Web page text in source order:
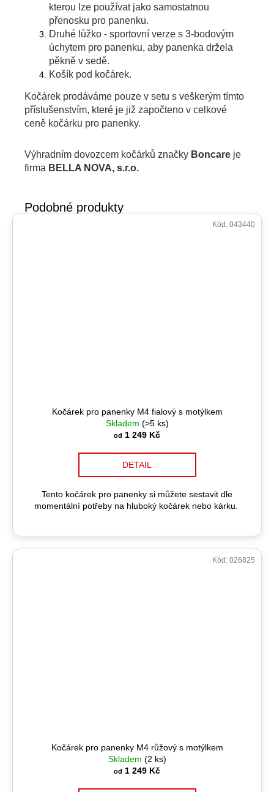
kterou lze používat jako samostatnou
přenosku pro panenku.
Druhé lůžko - sportovní verze s 3-bodovým
úchytem pro panenku, aby panenka držela
pěkně v sedě.
Košík pod kočárek.
Kočárek prodáváme pouze v setu s veškerým tímto
příslušenstvím, které je již započteno v celkové
ceně kočárku pro panenky.
Výhradním dovozcem kočárků značky Boncare je
firma BELLA NOVA, s.r.o.
Kočárek pro panenky M4 fialový s motýlkem
Skladem (>5 ks)
od 1 249 Kč
DETAIL
Tento kočárek pro panenky si můžete sestavit dle
momentální potřeby na hluboký kočárek nebo kárku.
Kód: 043440
Kočárek pro panenky M4 růžový s motýlkem
Skladem (2 ks)
od 1 249 Kč
Kód: 026825